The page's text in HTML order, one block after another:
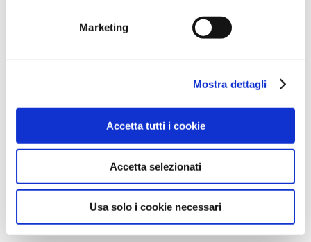
Marketing
Mostra dettagli
Accetta tutti i cookie
Accetta selezionati
Usa solo i cookie necessari
FINANZA AGEVOLATA
Precedente: Come
fare attività di
personale secondo il
GDPR
Disegni+ e Marchi+:
tutto sui nuovi bandi